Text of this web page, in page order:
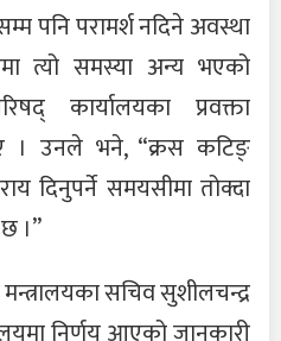
पनि परामर्श नदिने अवस्था
त्यो समस्या अन्य भएको
कार्यालयका प्रवक्ता
। उनले भने, “क्रस कटिङ्
दिनुपर्ने समयसीमा तोक्दा
।”
सचिव सुशीलचन्द्र